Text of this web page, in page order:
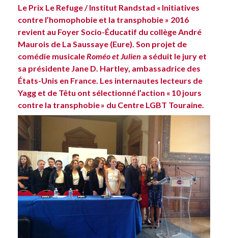
Le Prix Le Refuge / Institut Randstad « Initiatives
contre l’homophobie et la transphobie » 2016
revient au Foyer Socio-Éducatif du collège André
Maurois de La Saussaye (Eure). Son projet de
comédie musicale Roméo et Julien a séduit le jury et
sa présidente Jane D. Hartley, ambassadrice des
États-Unis en France. Les internautes lecteurs de
Yagg et de Têtu ont sélectionné l’action « 10 jours
contre la transphobie » du Centre LGBT Touraine.